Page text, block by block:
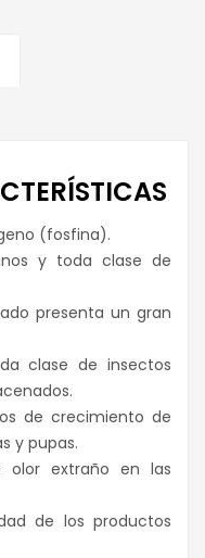
(fosfina).
y toda clase de
presenta un gran
clase de insectos
de crecimiento de
y pupas.
olor extraño en las
de los productos